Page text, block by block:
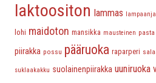
laktoositon lammas
lohi maidoton mansikka mausteinen pasta
piirakka possu pääruoka raparperi
suklaakakku suolainenpiirakka uuniruoka